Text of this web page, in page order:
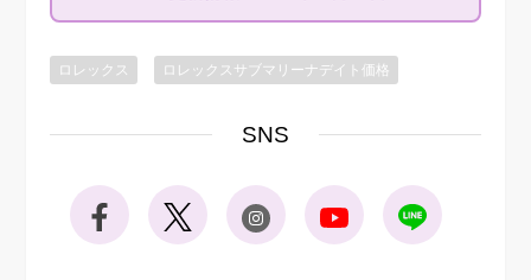
ロレックス ロレックスサブマリーナデイト価格
SNS